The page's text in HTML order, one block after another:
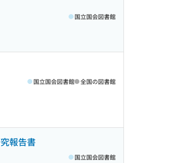
国立国会図書館
国立国会図書館 全国の図書館
報告書
国立国会図書館